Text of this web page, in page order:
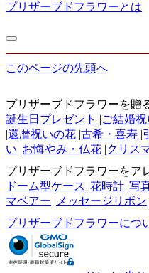
プリザーブドフラワーとは
このページの先頭へ
プリザーブドフラワーを贈
誕生日プレゼント |ご結婚祝
|還暦祝いの花 |古希・喜寿 |
い |お悔やみ・仏花 |クリス
プリザーブドフラワーをア
ドーム型ケース |花時計 |写
マベアー | メッセージリボン
プリザーブドフラワーにつ